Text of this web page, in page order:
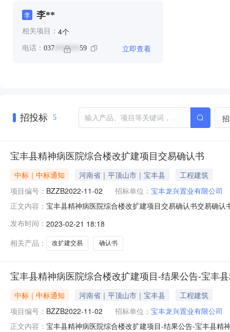
李 李**
相关项目： 4个
电话： 037 ******* 59 立即查看
招投标 5
宝丰县精神病医院综合楼改扩建项目交易确认书
中标｜中标通知 河南省｜平顶山市｜宝丰县
工程建筑
项目编号： BZZB2022-11-02 招标单位： 宝丰龙兴置业有限公司
正文内容： 宝丰县精神病医院综合楼改扩建项目交易确认书交易确
12月18日2022年12月16日-2022年12月18日2022年12
发布时间： 2023-02-21 18:18
相关产品：
改扩建交易 确认书
宝丰县精神病医院综合楼改扩建项目-结果公告-宝丰
中标｜中标通知 河南省｜平顶山市｜宝丰县
工程建筑
项目编号： BZZB2022-11-02 招标单位： 宝丰龙兴置业有限公司
正文内容： 宝丰县精神病医院综合楼改扩建项目-结果公告-宝丰县精